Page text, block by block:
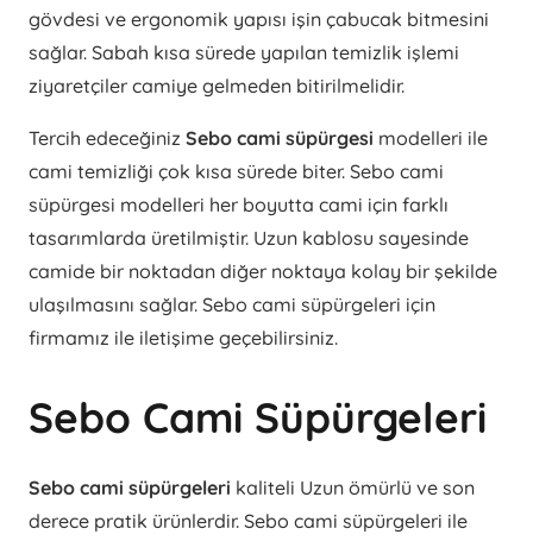
gövdesi ve ergonomik yapısı işin çabucak bitmesini
sağlar. Sabah kısa sürede yapılan temizlik işlemi
ziyaretçiler camiye gelmeden bitirilmelidir.
Tercih edeceğiniz Sebo cami süpürgesi modelleri ile
cami temizliği çok kısa sürede biter. Sebo cami
süpürgesi modelleri her boyutta cami için farklı
tasarımlarda üretilmiştir. Uzun kablosu sayesinde
camide bir noktadan diğer noktaya kolay bir şekilde
ulaşılmasını sağlar. Sebo cami süpürgeleri için
firmamız ile iletişime geçebilirsiniz.
Sebo Cami Süpürgeleri
Sebo cami süpürgeleri kaliteli Uzun ömürlü ve son
derece pratik ürünlerdir. Sebo cami süpürgeleri ile